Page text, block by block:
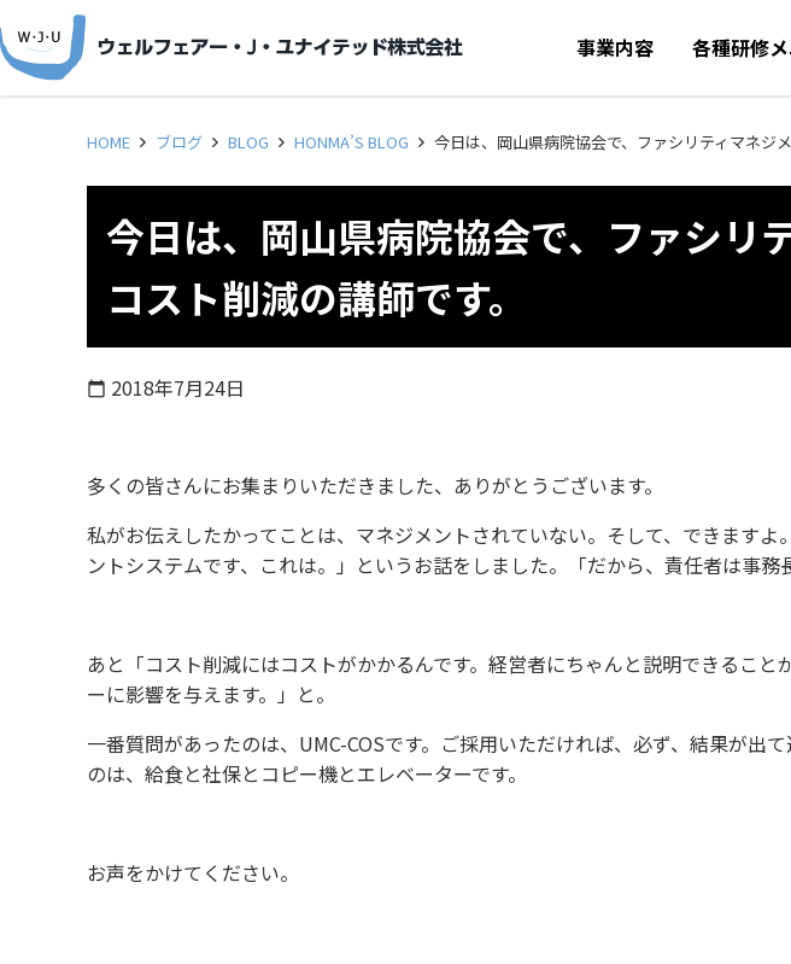
事業内容 各種研修
HOME ブログ BLOG HONMA’S BLOG 今日は、岡山県病院協会で、ファシリティマネジ
今日は、岡山県病院協会で、ファシリ
コスト削減の講師です。
calendar_today 2018年7月24日
多くの皆さんにお集まりいただきました、ありがとうございます。
私がお伝えしたかってことは、マネジメントされていない。そして、できますよ
ントシステムです、これは。」というお話をしました。「だから、責任者は事務
あと「コスト削減にはコストがかかるんです。経営者にちゃんと説明できること
ーに影響を与えます。」と。
一番質問があったのは、UMC-COSです。ご採用いただければ、必ず、結果が出
のは、給食と社保とコピー機とエレベーターです。
お声をかけてください。